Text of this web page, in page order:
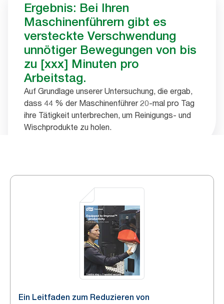
Ergebnis: Bei Ihren
Maschinenführern gibt es
versteckte Verschwendung
unnötiger Bewegungen von bis
zu [xxx] Minuten pro
Arbeitstag.
Auf Grundlage unserer Untersuchung, die ergab,
dass 44 % der Maschinenführer 20-mal pro Tag
ihre Tätigkeit unterbrechen, um Reinigungs- und
Wischprodukte zu holen.
Ein Leitfaden zum Reduzieren von